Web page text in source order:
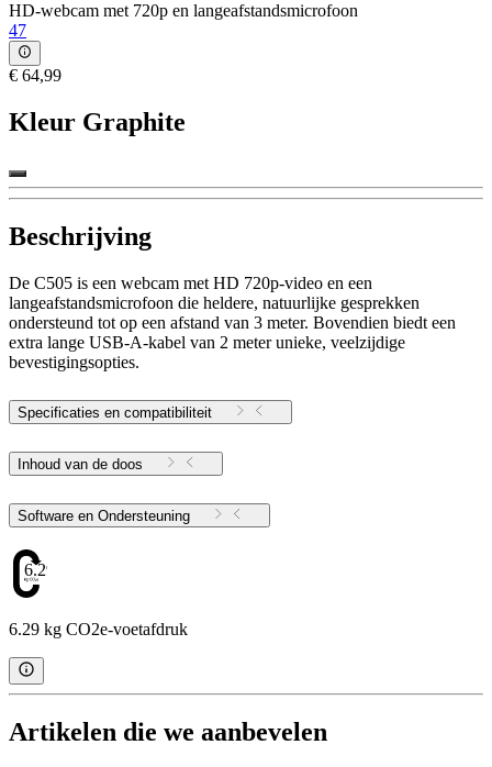
HD-webcam met 720p en langeafstandsmicrofoon
47
€ 64,99
Kleur Graphite
Beschrijving
De C505 is een webcam met HD 720p-video en een
langeafstandsmicrofoon die heldere, natuurlijke gesprekken
ondersteund tot op een afstand van 3 meter. Bovendien biedt een
extra lange USB-A-kabel van 2 meter unieke, veelzijdige
bevestigingsopties.
Specificaties en compatibiliteit
Inhoud van de doos
Software en Ondersteuning
6.29
6.29 kg CO2e-voetafdruk
Artikelen die we aanbevelen